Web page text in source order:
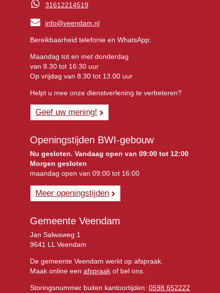
31612214519
info@veendam.nl
Bereikbaarheid telefonie en WhatsApp:
Maandag tot en met donderdag
van 8.30 tot 16:30 uur
Op vrijdag van 8.30 tot 13.00 uur
Helpt u mee onze dienstverlening te verbeteren?
Geef uw mening!
Openingstijden BWI-gebouw
Nu gesloten. Vandaag open van 09:00 tot 12:00
Morgen gesloten
maandag open van 09:00 tot 16:00
Meer openingstijden
Gemeente Veendam
Jan Salwaweg 1
9641 LL Veendam
De gemeente Veendam werkt op afspraak.
Maak online een afspraakof bel ons.
Storingsnummer buiten kantoortijden: 0598 652222